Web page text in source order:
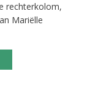
rechterkolom,
Mariëlle